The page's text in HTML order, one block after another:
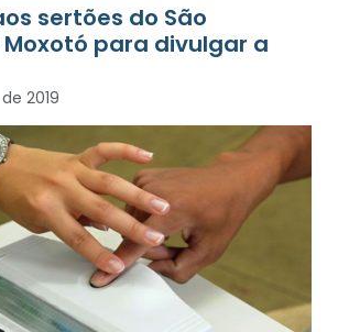
sertões do São
Moxotó para divulgar a
2019